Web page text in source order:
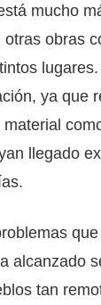
mucho
obras
ya que
llegado
alcanzado
tan